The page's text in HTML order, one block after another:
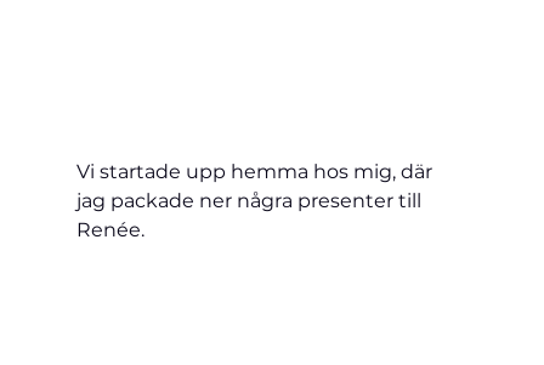
Vi startade upp hemma hos mig, där
jag packade ner några presenter till
Renée.